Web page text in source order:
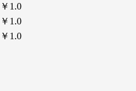
￥1.0
￥1.0
￥1.0